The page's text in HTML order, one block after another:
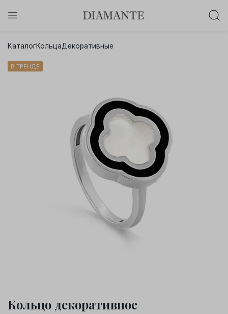
Осталось:
КаталогКольцаДекоративные
В ТРЕНДЕ
Кольцо декоративное